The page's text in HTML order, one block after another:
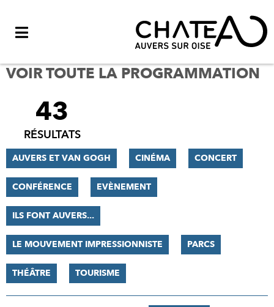
VOIR TOUTE LA PROGRAMMATION
FILTRER
RÉSULTATS
43
RÉSULTATS
AUVERS ET VAN GOGH CINÉMA CONCERT
CONFÉRENCE EVÈNEMENT
ILS FONT AUVERS...
LE MOUVEMENT IMPRESSIONNISTE PARCS
THÉÂTRE TOURISME